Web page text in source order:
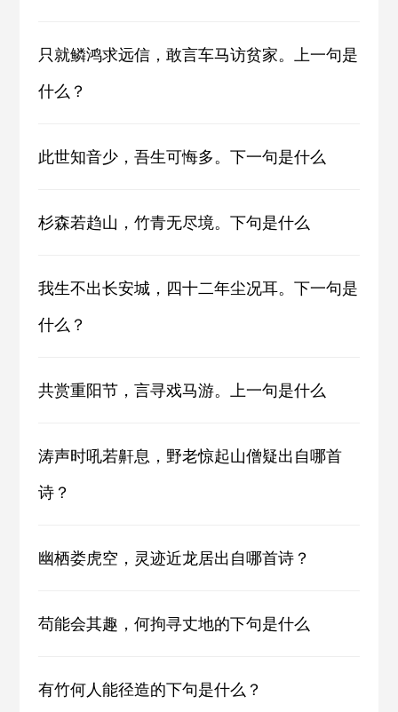
只就鳞鸿求远信，敢言车马访贫家。上一句是
什么？
此世知音少，吾生可悔多。下一句是什么
杉森若趋山，竹青无尽境。下句是什么
我生不出长安城，四十二年尘况耳。下一句是
什么？
共赏重阳节，言寻戏马游。上一句是什么
涛声时吼若鼾息，野老惊起山僧疑出自哪首
诗？
幽栖娄虎空，灵迹近龙居出自哪首诗？
苟能会其趣，何拘寻丈地的下句是什么
有竹何人能径造的下句是什么？